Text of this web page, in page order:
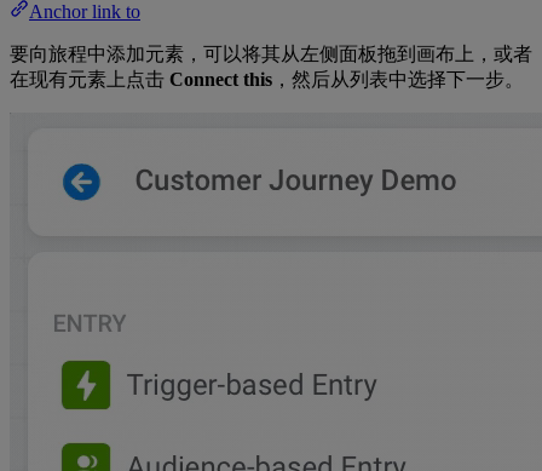
Anchor link to
要向旅程中添加元素，可以将其从左侧面板拖到画布上，或者
在现有元素上点击 Connect this ，然后从列表中选择下一步。